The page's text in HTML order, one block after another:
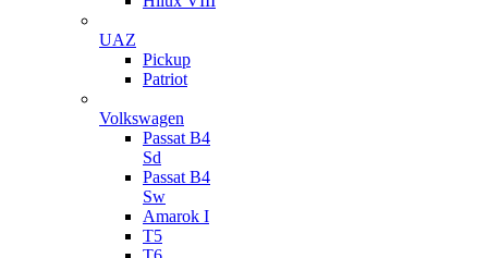
UAZ
Pickup
Patriot
Volkswagen
Passat B4
Sd
Passat B4
Sw
Amarok I
T5